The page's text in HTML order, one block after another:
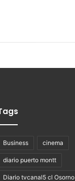
Business cinema
diario puerto montt
Diario tvcanal5 cl Osorno